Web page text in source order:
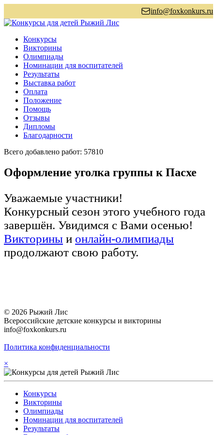
info@foxkonkurs.ru
Конкурсы
Викторины
Олимпиады
Номинации для воспитателей
Результаты
Выставка работ
Оплата
Положение
Помощь
Отзывы
Дипломы
Благодарности
Всего добавлено работ: 57810
Оформление уголка группы к Пасхе
Уважаемые участники!
Конкурсный сезон этого учебного года
завершён. Увидимся с Вами осенью!
Викторины и онлайн-олимпиады
продолжают свою работу.
© 2026 Рыжий Лис
Всероссийские детские конкурсы и викторины
info@foxkonkurs.ru
Политика конфиденциальности
×
Конкурсы
Викторины
Олимпиады
Номинации для воспитателей
Результаты